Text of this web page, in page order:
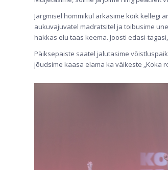
Järgmisel hommikul ärkasime kõik kellegi
aukuvajuvatel madratsitel ja toibusime
hakkas elu taas keema. Joosti edasi-
Päiksepaiste saatel jalutasime
jõudsime kaasa elama ka väikeste „Koka